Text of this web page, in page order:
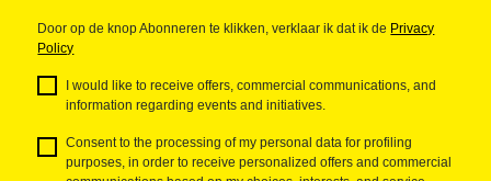
Door op de knop Abonneren te klikken, verklaar ik dat ik de Privacy
Policy
I would like to receive offers, commercial communications, and
information regarding events and initiatives.
Consent to the processing of my personal data for profiling
purposes, in order to receive personalized offers and commercial